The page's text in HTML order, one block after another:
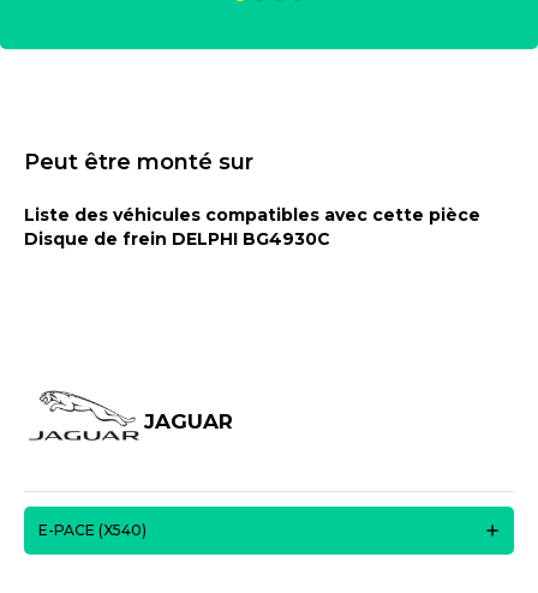
Peut être monté sur
Liste des véhicules compatibles avec cette pièce
Disque de frein DELPHI BG4930C
JAGUAR
E-PACE (X540)